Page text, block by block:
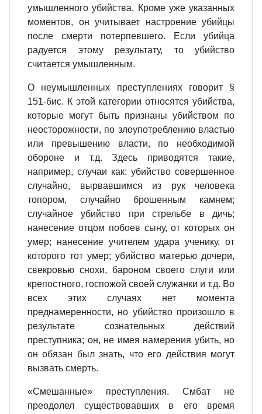
умышленного убийства. Кроме уже указанных
моментов, он учитывает настроение убийцы
после смерти потерпевшего. Если убийца
радуется этому результату, то убийство
считается умышленным.
О неумышленных преступлениях говорит §
151‑бис. К этой категории относятся убийства,
которые могут быть признаны убийством по
неосторожности, по злоупотреблению властью
или превышению власти, по необходимой
обороне и т.д. Здесь приводятся такие,
например, случаи как: убийство совершенное
случайно, вырвавшимся из рук человека
топором, случайно брошенным камнем;
случайное убийство при стрельбе в дичь;
нанесение отцом побоев сыну, от которых он
умер; нанесение учителем удара ученику, от
которого тот умер; убийство матерью дочери,
свекровью снохи, бароном своего слуги или
крепостного, госпожой своей служанки и т.д. Во
всех этих случаях нет момента
преднамеренности, но убийство произошло в
результате сознательных действий
преступника; он, не имея намерения убить, но
он обязан был знать, что его действия могут
вызвать смерть.
«Смешанные» преступления. Смбат не
преодолел существовавших в его время